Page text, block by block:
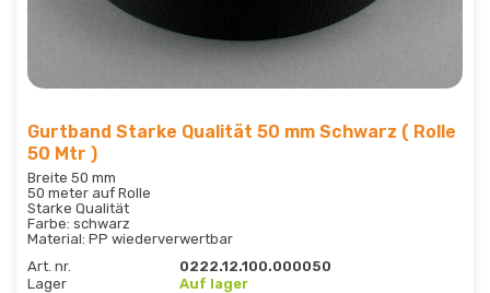
Gurtband Starke Qualität 50 mm Schwarz ( Rolle
50 Mtr )
Breite 50 mm
50 meter auf Rolle
Starke Qualität
Farbe: schwarz
Material: PP wiederverwertbar
Art. nr.
0222.12.100.000050
Lager
Auf lager